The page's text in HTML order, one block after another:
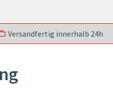
Versandfertig innerhalb 24h